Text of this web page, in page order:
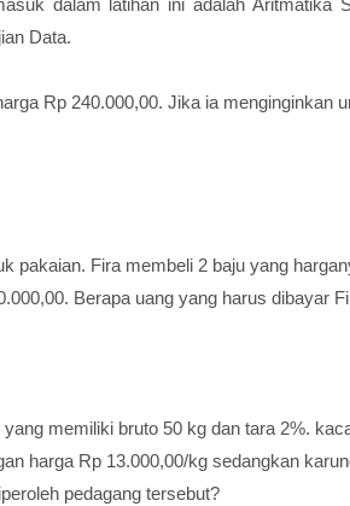
dalam latihan ini adalah Aritmatika
Data.
Rp 240.000,00. Jika ia menginginkan
pakaian. Fira membeli 2 baju yang
Berapa uang yang harus dibayar
memiliki bruto 50 kg dan tara 2%.
harga Rp 13.000,00/kg sedangkan
pedagang tersebut?